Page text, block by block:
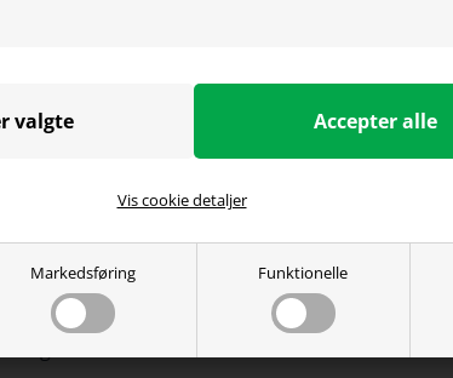
Markedsføring Funktionelle
Vis cookie detaljer
PVC-læder
90-135 grader
4
Nakke- og lændepude